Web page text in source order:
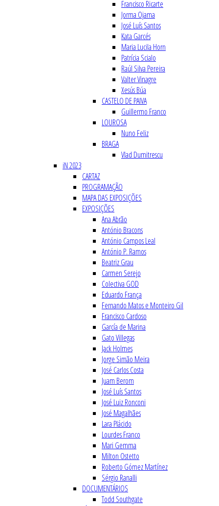
Francisco Ricarte
Jorma Ojama
José Luís Santos
Kata Garcés
Maria Lucila Horn
Patrícia Scialo
Raúl Silva Pereira
Valter Vinagre
Xesús Búa
CASTELO DE PAIVA
Guillermo Franco
LOUROSA
Nuno Feliz
BRAGA
Vlad Dumitrescu
iN 2023
CARTAZ
PROGRAMAÇÃO
MAPA DAS EXPOSIÇÕES
EXPOSIÇÕES
Ana Abrão
António Bracons
António Campos Leal
António P. Ramos
Beatriz Grau
Carmen Serejo
Colectiva GOD
Eduardo França
Fernando Matos e Monteiro Gil
Francisco Cardoso
García de Marina
Gato Villegas
Jack Holmes
Jorge Simão Meira
José Carlos Costa
Juam Berom
José Luís Santos
José Luiz Ronconi
José Magalhães
Lara Plácido
Lourdes Franco
Mari Gemma
Milton Ostetto
Roberto Gómez Martínez
Sérgio Ranalli
DOCUMENTÁRIOS
Todd Southgate